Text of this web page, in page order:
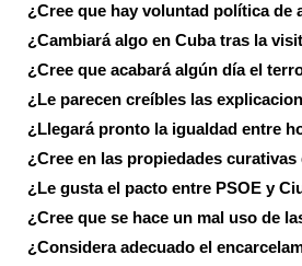
¿Cree que hay voluntad política de
¿Cambiará algo en Cuba tras la
¿Cree que acabará algún día el
¿Le parecen creíbles las
¿Llegará pronto la igualdad entre
¿Cree en las propiedades
¿Le gusta el pacto entre PSOE y
¿Cree que se hace un mal uso de
¿Considera adecuado el